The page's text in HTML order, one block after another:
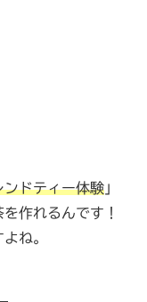
ンドティー体験 」
作れるんです！
ね。